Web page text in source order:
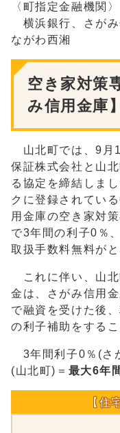
〈町指定金融機関〉
横浜銀行、さがみ
ながわ西湘
空き家対策
み信用金庫】
山北町では、9月
保証株式会社と山
る協定を締結しま
クに登録されてい
用金庫の空き家対
で3年間の利子0％
取扱手数料無料がと
これに伴い、山北
金は、さがみ信用
で融資を受けた後
の利子補助をする
3年間利子0％(さ
(山北町)＝ 最大6年
【住